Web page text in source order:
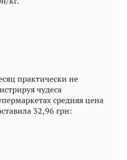
практически не
чудеса
средняя цена
32,96 грн: